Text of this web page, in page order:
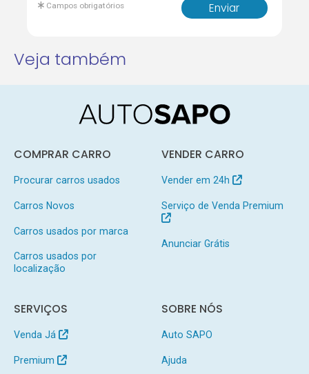
Enviar
Campos obrigatórios
Veja também
COMPRAR CARRO
Procurar carros usados
Carros Novos
Carros usados por marca
Carros usados por
localização
VENDER CARRO
Vender em 24h
Serviço de Venda Premium
Anunciar Grátis
SERVIÇOS
Venda Já
Premium
SOBRE NÓS
Auto SAPO
Ajuda